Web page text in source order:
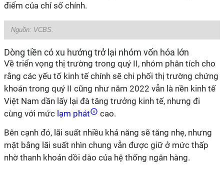
điểm của chỉ số chính.
Nguồn: VCBS.
Dòng tiền có xu hướng trở lại nhóm vốn hóa lớn
Về triển vọng thị trường trong quý II, nhóm phân tích cho
rằng các yếu tố kinh tế chính sẽ chi phối thị trường chứng
khoán trong quý II cũng như năm 2022 vẫn là nền kinh tế
Việt Nam dần lấy lại đà tăng trưởng kinh tế, nhưng đi
cùng với mức lạm phát
cao.
Bên cạnh đó, lãi suất nhiều khả năng sẽ tăng nhẹ, nhưng
mặt bằng lãi suất nhìn chung vẫn được giữ ở mức thấp
nhờ thanh khoản dồi dào của hệ thống ngân hàng.